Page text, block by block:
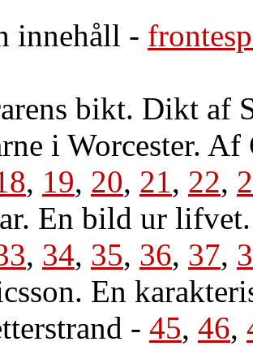
innehåll -
bikt. Dikt af
i Worcester.
, 19, 20, 21, 22,
En bild ur
, 34, 35, 36, 37,
En
- 45, 46,